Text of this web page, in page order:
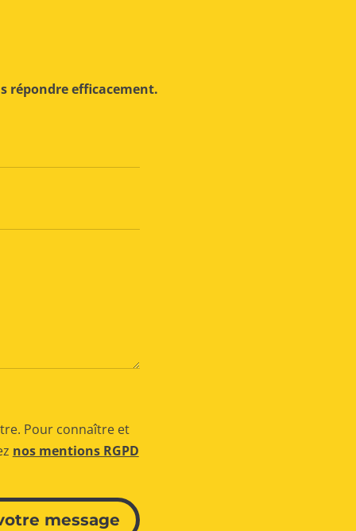
répondre efficacement.
Pour connaître et
nos mentions RGPD
message